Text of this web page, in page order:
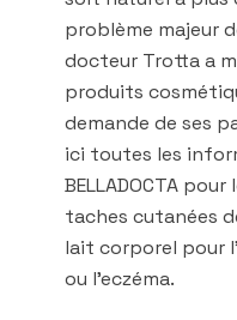
problème majeur
docteur Trotta a
produits
demande de ses
ici toutes les
BELLADOCTA
taches cutanées
lait corporel pour
ou l'eczéma.